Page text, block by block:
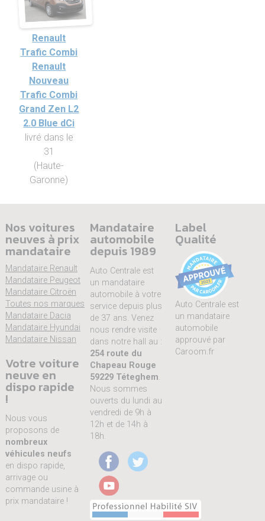
Renault
Trafic Combi
Renault
Nouveau
Trafic Combi
Grand Zen L2
2.0 Blue dCi
livré dans le
31
(Haute-
Garonne)
Nos voitures
neuves à prix
mandataire
Mandataire Renault
Mandataire Peugeot
Mandataire Citroën
Toutes nos marques
Mandataire Dacia
Mandataire Hyundai
Mandataire Nissan
Votre voiture
neuve en
dispo rapide
!
Nous vous
proposons de
nombreux
véhicules neufs
en dispo rapide,
arrivage ou
commande usine à
prix mandataire !
Mandataire
automobile
depuis 1989
Auto Centrale est
un mandataire
automobile à votre
service depuis plus
de 37 ans. Venez
nous rendre visite
dans notre hall au :
254 route du
Chapeau Rouge
59229 Téteghem.
Nous sommes
ouverts du lundi au
vendredi de 9h à
12h et de 14h à
18h.
Label
Qualité
Auto Centrale est
un mandataire
automobile
approuvé par
Caroom.fr